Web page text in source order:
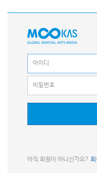
아직 회원이 아니신가요? 회